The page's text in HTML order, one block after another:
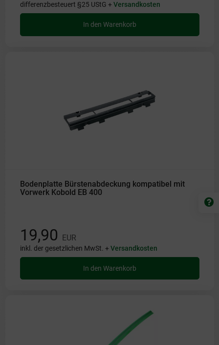
differenzbesteuert §25 UStG +Versandkosten
In den Warenkorb
Bodenplatte Bürstenabdeckung kompatibel mit
Vorwerk Kobold EB 400
19,90 EUR
inkl. der gesetzlichen MwSt. +Versandkosten
In den Warenkorb